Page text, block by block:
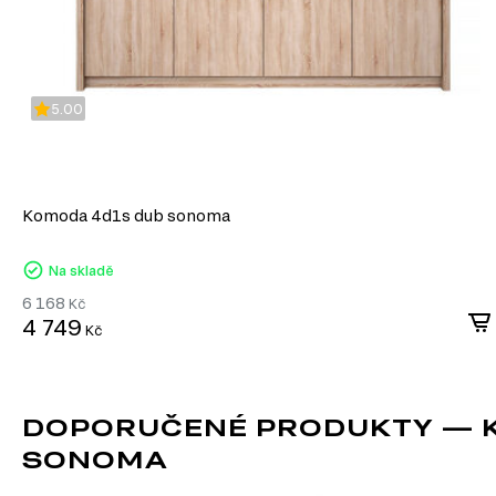
5.00
Komoda 4d1s dub sonoma
Na skladě
6 168 Kč
4 749 Kč
DOPORUČENÉ PRODUKTY —
SONOMA